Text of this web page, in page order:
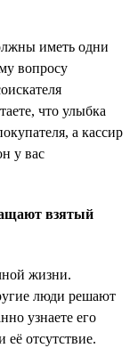
иметь одни
вопросу
что улыбка
а кассир
у вас
взятый
жизни.
люди решают
узнаете его
отсутствие.